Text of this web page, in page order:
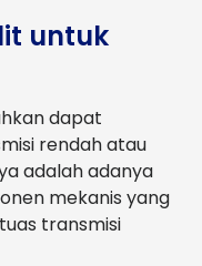
untuk
dapat
rendah atau
adalah adanya
mekanis yang
transmisi